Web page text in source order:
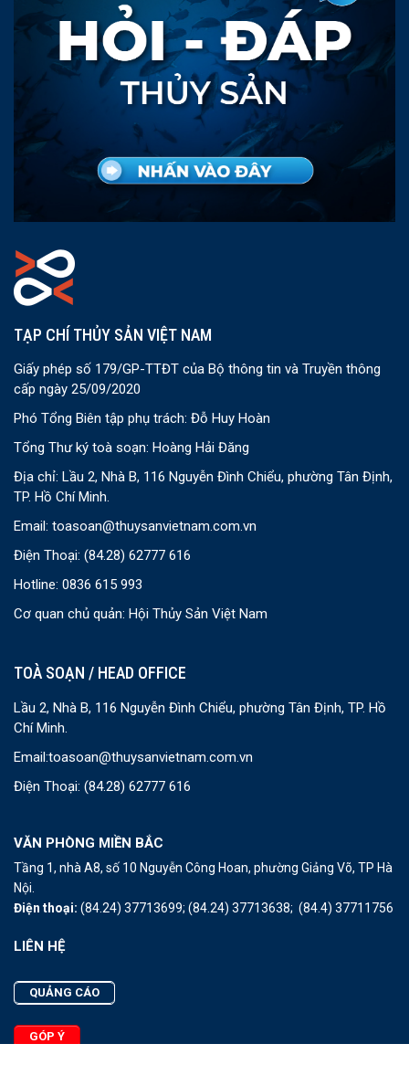
TẠP CHÍ THỦY SẢN VIỆT NAM
Giấy phép số 179/GP-TTĐT của Bộ thông tin và Truyền thông
cấp ngày 25/09/2020
Phó Tổng Biên tập phụ trách: Đỗ Huy Hoàn
Tổng Thư ký toà soạn: Hoàng Hải Đăng
Địa chỉ: Lầu 2, Nhà B, 116 Nguyễn Đình Chiểu, phường Tân Định,
TP. Hồ Chí Minh.
Email: toasoan@thuysanvietnam.com.vn
Điện Thoại: (84.28) 62777 616
Hotline: 0836 615 993
Cơ quan chủ quản: Hội Thủy Sản Việt Nam
TOÀ SOẠN / HEAD OFFICE
Lầu 2, Nhà B, 116 Nguyễn Đình Chiểu, phường Tân Định, TP. Hồ
Chí Minh.
Email:toasoan@thuysanvietnam.com.vn
Điện Thoại: (84.28) 62777 616
VĂN PHÒNG MIỀN BẮC
Tầng 1, nhà A8, số 10 Nguyễn Công Hoan, phường Giảng Võ, TP Hà
Nội.
Điện thoại: (84.24) 37713699; (84.24) 37713638; (84.4) 37711756
LIÊN HỆ
QUẢNG CÁO
GÓP Ý